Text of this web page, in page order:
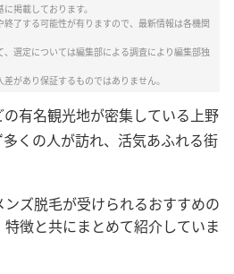
掲載しております。
了する可能性が有りますので、最新情報は各機関
、選定については編集部による調査により編集部独
があり保証するものではありません。
の有名観光地が密集している上野
くの人が訪れ、活気あふれる街
ズ脱毛が受けられるおすすめの
徴と共にまとめて紹介していま